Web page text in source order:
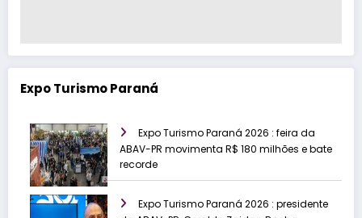
Expo Turismo Paraná
Expo Turismo Paraná 2026 : feira da
ABAV-PR movimenta R$ 180 milhões e bate
recorde
Expo Turismo Paraná 2026 : presidente